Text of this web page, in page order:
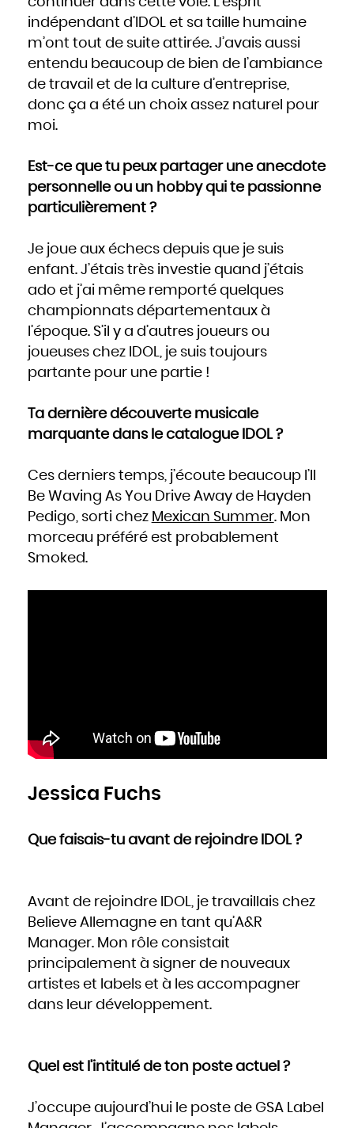
indépendant d’IDOL et sa taille humaine
m’ont tout de suite attirée. J’avais aussi
entendu beaucoup de bien de l’ambiance
de travail et de la culture d’entreprise,
donc ça a été un choix assez naturel pour
moi.
Est-ce que tu peux partager une anecdote
personnelle ou un hobby qui te passionne
particulièrement ?
Je joue aux échecs depuis que je suis
enfant. J’étais très investie quand j’étais
ado et j’ai même remporté quelques
championnats départementaux à
l’époque. S’il y a d’autres joueurs ou
joueuses chez IDOL, je suis toujours
partante pour une partie !
Ta dernière découverte musicale
marquante dans le catalogue IDOL ?
Ces derniers temps, j’écoute beaucoup I’ll
Be Waving As You Drive Away de Hayden
Pedigo, sorti chez Mexican Summer. Mon
morceau préféré est probablement
Smoked.
Jessica Fuchs
Que faisais-tu avant de rejoindre IDOL ?
Avant de rejoindre IDOL, je travaillais chez
Believe Allemagne en tant qu’A&R
Manager. Mon rôle consistait
principalement à signer de nouveaux
artistes et labels et à les accompagner
dans leur développement.
Quel est l’intitulé de ton poste actuel ?
J’occupe aujourd’hui le poste de GSA Label